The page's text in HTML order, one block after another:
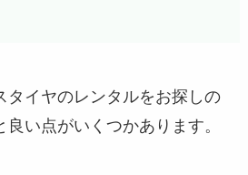
タイヤのレンタルをお探しの
い点がいくつかあります。